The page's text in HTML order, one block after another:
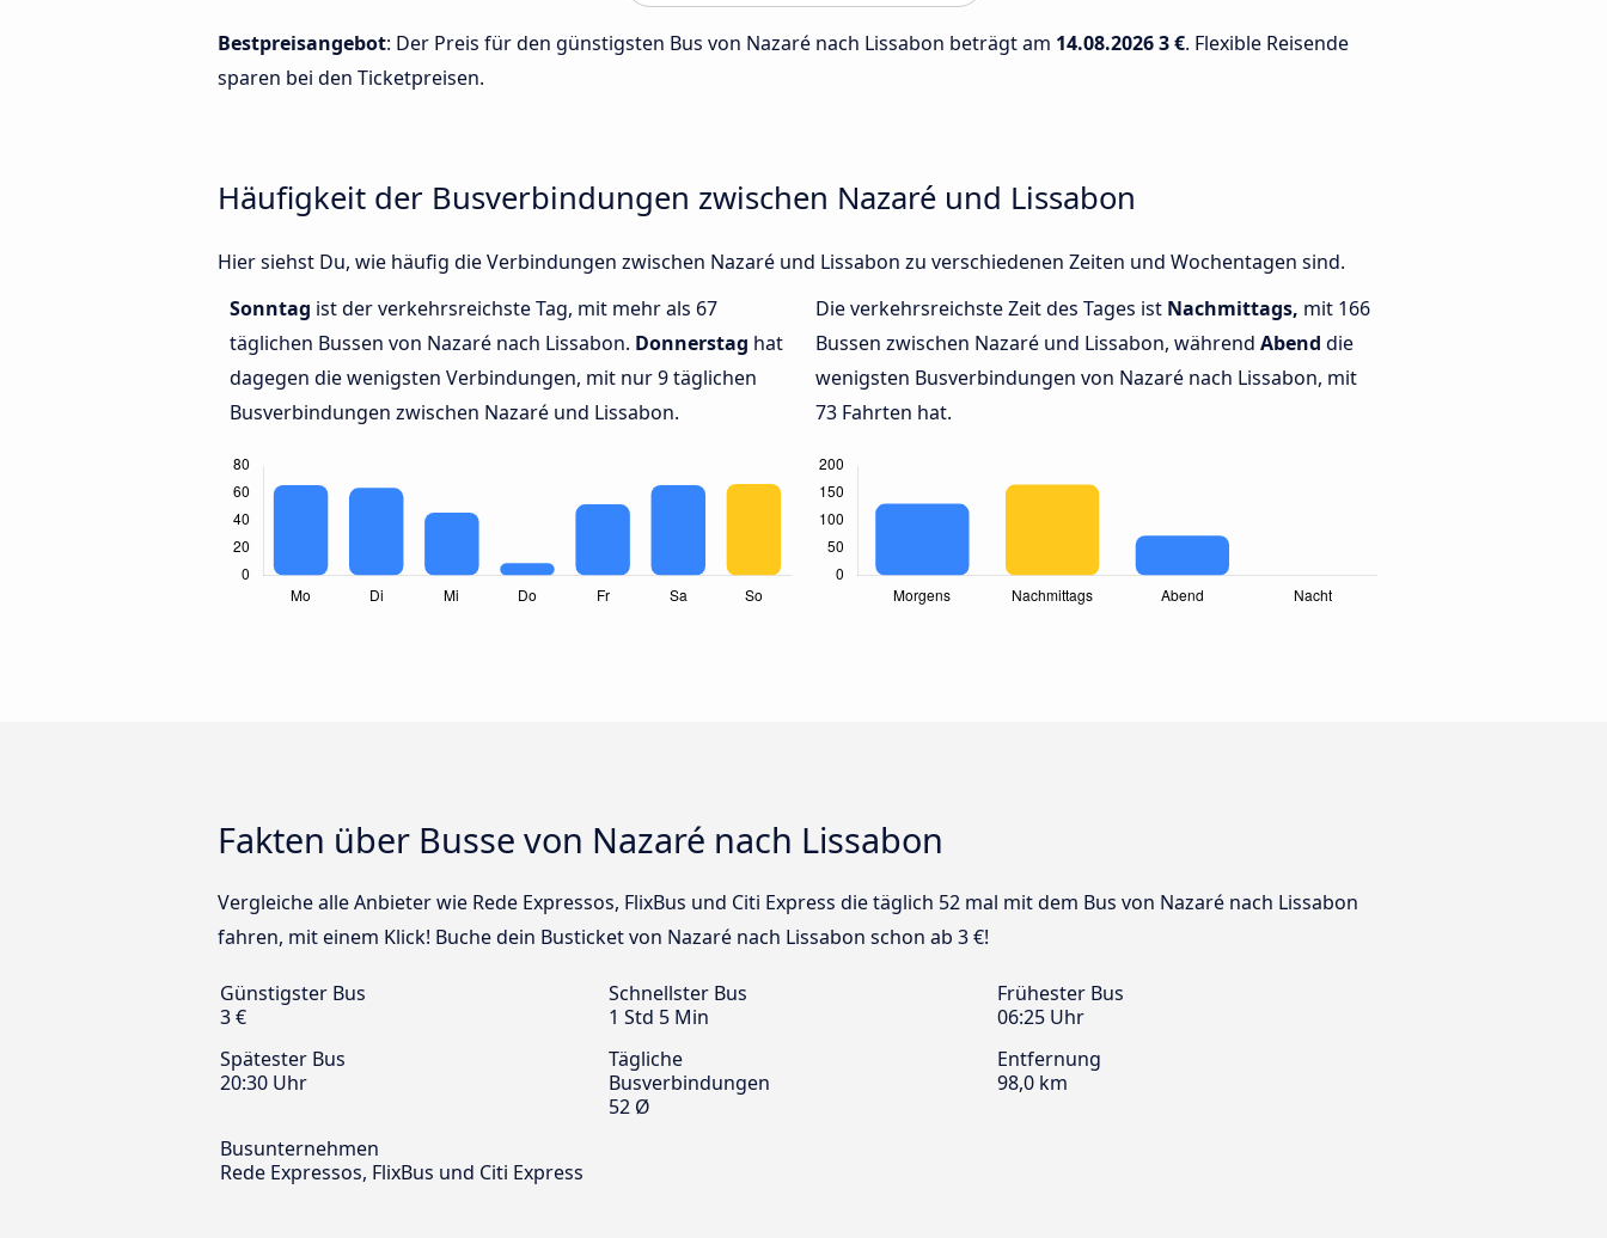
Bestpreisangebot: Der Preis für den günstigsten Bus von Nazaré nach Lissabon beträgt am 14.08.20263 €. Flexible Reisende
sparen bei den Ticketpreisen.
Häufigkeit der Busverbindungen zwischen Nazaré und Lissabon
Hier siehst Du, wie häufig die Verbindungen zwischen Nazaré und Lissabon zu verschiedenen Zeiten und Wochentagen sind.
Sonntag ist der verkehrsreichste Tag, mit mehr als 67
täglichen Bussen von Nazaré nach Lissabon. Donnerstag hat
dagegen die wenigsten Verbindungen, mit nur 9 täglichen
Busverbindungen zwischen Nazaré und Lissabon.
Die verkehrsreichste Zeit des Tages ist Nachmittags, mit 166
Bussen zwischen Nazaré und Lissabon, während Abend die
wenigsten Busverbindungen von Nazaré nach Lissabon, mit
73 Fahrten hat.
Fakten über Busse von Nazaré nach Lissabon
Vergleiche alle Anbieter wie Rede Expressos, FlixBus und Citi Express die täglich 52 mal mit dem Bus von Nazaré nach Lissabon
fahren, mit einem Klick! Buche dein Busticket von Nazaré nach Lissabon schon ab 3 €!
Günstigster Bus
3 €
Schnellster Bus
1 Std 5 Min
Frühester Bus
06:25 Uhr
Spätester Bus
20:30 Uhr
Tägliche
Busverbindungen
52 Ø
Entfernung
98,0 km
Busunternehmen
Rede Expressos, FlixBus und Citi Express